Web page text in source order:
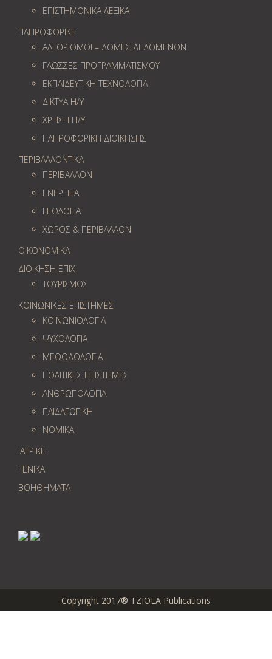
ΕΠΙΣΤΗΜΟΝΙΚΑ ΛΕΞΙΚΑ
ΠΛΗΡΟΦΟΡΙΚΗ
ΑΛΓΟΡΙΘΜΟΙ – ΔΟΜΕΣ ΔΕΔΟΜΕΝΩΝ
ΓΛΩΣΣΕΣ ΠΡΟΓΡΑΜΜΑΤΙΣΜΟΥ
ΕΚΠΑΙΔΕΥΤΙΚΗ ΤΕΧΝΟΛΟΓΙΑ
ΔΙΚΤΥΑ Η/Υ
ΧΡΗΣΗ Η/Υ
ΠΛΗΡΟΦΟΡΙΚΗ ΔΙΟΙΚΗΣΗΣ
ΠΕΡΙΒΑΛΛΟΝΤΙΚΑ
ΠΕΡΙΒΑΛΛΟΝ
ΕΝΕΡΓΕΙΑ
ΓΕΩΛOΓΙΑ
ΧΩΡΟΣ & ΠΕΡΙΒΑΛΛΟΝ
ΟΙΚΟΝΟΜΙΚΑ
ΔΙΟΙΚΗΣΗ ΕΠΙΧ.
ΤΟΥΡΙΣΜΟΣ
ΚΟΙΝΩΝΙΚΕΣ ΕΠΙΣΤΗΜΕΣ
ΚΟΙΝΩΝΙΟΛΟΓΙΑ
ΨΥΧΟΛΟΓΙΑ
ΜΕΘΟΔΟΛΟΓΙΑ
ΠΟΛΙΤΙΚΕΣ ΕΠΙΣΤΗΜΕΣ
ΑΝΘΡΩΠΟΛΟΓΙΑ
ΠΑΙΔΑΓΩΓΙΚΗ
ΝΟΜΙΚΑ
ΙΑΤΡΙΚΗ
ΓΕΝΙΚΑ
ΒΟΗΘΗΜΑΤΑ
Copyright 2017® TZIOLA Publications